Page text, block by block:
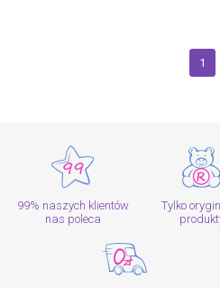
1
99% naszych klientów
nas poleca
Tylko